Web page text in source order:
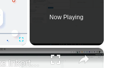
Fullscreen
Now Playing
×
affiliate links Inkorten plugin